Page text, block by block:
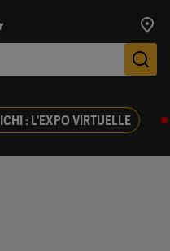
: L'EXPO VIRTUELLE